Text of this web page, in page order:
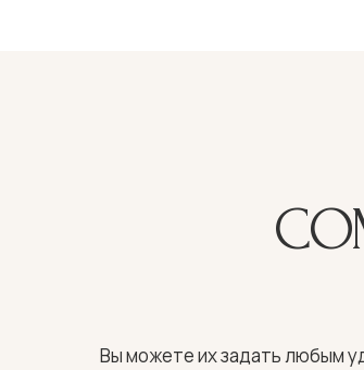
Вы можете их задать любым